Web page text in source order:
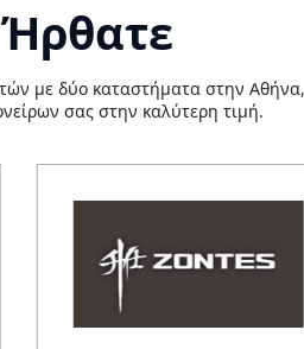
με δύο καταστήματα στην
σας στην καλύτερη τιμή.